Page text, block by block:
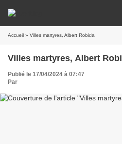
Accueil » Villes martyres, Albert Robida
Villes martyres, Albert
Publié le 17/04/2024 à 07:47
Par